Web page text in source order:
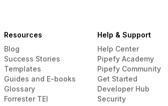
Resources
Blog
Success Stories
Templates
Guides and E-books
Glossary
Forrester TEI
Help & Support
Help Center
Pipefy Academy
Pipefy Community
Get Started
Developer Hub
Security